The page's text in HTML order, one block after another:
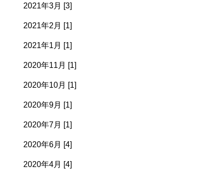
2021年3月 [3]
2021年2月 [1]
2021年1月 [1]
2020年11月 [1]
2020年10月 [1]
2020年9月 [1]
2020年7月 [1]
2020年6月 [4]
2020年4月 [4]